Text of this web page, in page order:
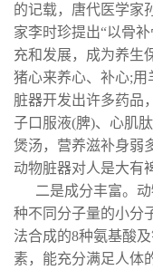
的记载，唐代医学家
家李时珍提出“以骨
充和发展，成为养生
猪心来养心、补心;
脏器开发出许多药品
子口服液(脾)、心肌
煲汤，营养滋补身弱
动物脏器对人是大有
二是成分丰富。
种不同分子量的小分
法合成的8种氨基酸
素，能充分满足人体